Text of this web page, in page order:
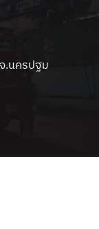
.นครปฐม